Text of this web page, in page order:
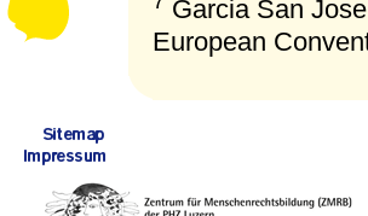
Garcia San
European